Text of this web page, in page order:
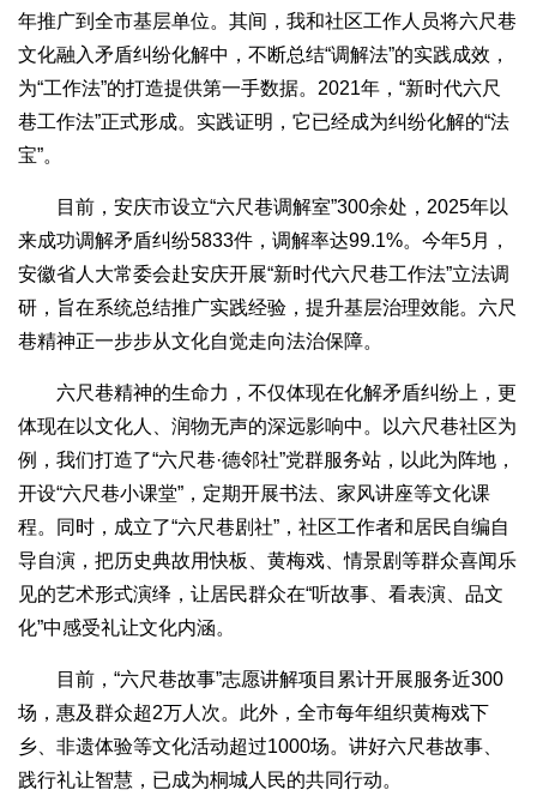
年推广到全市基层单位。其间，我和社区工作人员将六尺巷
文化融入矛盾纠纷化解中，不断总结“调解法”的实践成效，
为“工作法”的打造提供第一手数据。2021年，“新时代六尺
巷工作法”正式形成。实践证明，它已经成为纠纷化解的“法
宝”。
目前，安庆市设立“六尺巷调解室”300余处，2025年以
来成功调解矛盾纠纷5833件，调解率达99.1%。今年5月，
安徽省人大常委会赴安庆开展“新时代六尺巷工作法”立法调
研，旨在系统总结推广实践经验，提升基层治理效能。六尺
巷精神正一步步从文化自觉走向法治保障。
六尺巷精神的生命力，不仅体现在化解矛盾纠纷上，更
体现在以文化人、润物无声的深远影响中。以六尺巷社区为
例，我们打造了“六尺巷·德邻社”党群服务站，以此为阵地，
开设“六尺巷小课堂”，定期开展书法、家风讲座等文化课
程。同时，成立了“六尺巷剧社”，社区工作者和居民自编自
导自演，把历史典故用快板、黄梅戏、情景剧等群众喜闻乐
见的艺术形式演绎，让居民群众在“听故事、看表演、品文
化”中感受礼让文化内涵。
目前，“六尺巷故事”志愿讲解项目累计开展服务近300
场，惠及群众超2万人次。此外，全市每年组织黄梅戏下
乡、非遗体验等文化活动超过1000场。讲好六尺巷故事、
践行礼让智慧，已成为桐城人民的共同行动。